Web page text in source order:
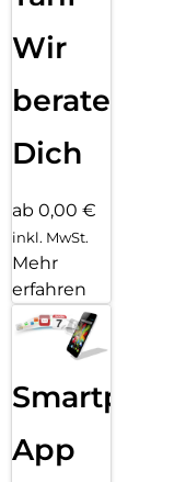
Wir
beraten
Dich
ab 0,00 €
inkl. MwSt.
Mehr
erfahren
Smartphone
App